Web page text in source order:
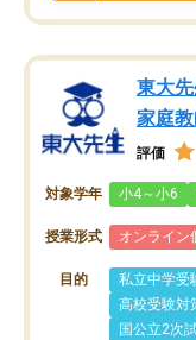
東大
家庭
評価
対象学年 小4～小6
授業形式 オンライン
目的 私立中学受
高校受験対
国公立2次